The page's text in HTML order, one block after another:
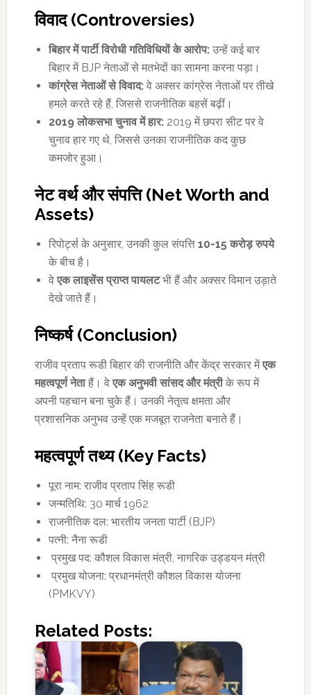
विवाद (Controversies)
बिहार में पार्टी विरोधी गतिविधियों के आरोप:उन्हें कई बार
बिहार में BJP नेताओं से मतभेदों का सामना करना पड़ा।
कांग्रेस नेताओं से विवाद:वे अक्सर कांग्रेस नेताओं पर तीखे
हमले करते रहे हैं, जिससे राजनीतिक बहसें बढ़ीं।
2019लोकसभा चुनाव में हार:2019 में छपरा सीट पर वे
चुनाव हार गए थे, जिससे उनका राजनीतिक कद कुछ
कमजोर हुआ।
नेट वर्थ और संपत्ति (Net Worth and
Assets)
रिपोर्ट्स के अनुसार, उनकी कुल संपत्ति 10-15करोड़ रुपये
के बीच है।
वेएक लाइसेंस प्राप्त पायलटभी हैं और अक्सर विमान उड़ाते
देखे जाते हैं।
निष्कर्ष (Conclusion)
राजीव प्रताप रूडी बिहार की राजनीति और केंद्र सरकार मेंएक
महत्वपूर्ण नेताहैं। वेएक अनुभवी सांसद और मंत्रीके रूप में
अपनी पहचान बना चुके हैं। उनकी नेतृत्व क्षमता और
प्रशासनिक अनुभव उन्हें एक मजबूत राजनेता बनाते हैं।
महत्वपूर्ण तथ्य (Key Facts)
पूरा नाम: राजीव प्रताप सिंह रूडी
जन्मतिथि: 30 मार्च 1962
राजनीतिक दल: भारतीय जनता पार्टी (BJP)
पत्नी: नैना रूडी
प्रमुख पद: कौशल विकास मंत्री, नागरिक उड्डयन मंत्री
प्रमुख योजना: प्रधानमंत्री कौशल विकास योजना
(PMKVY)
Related Posts: